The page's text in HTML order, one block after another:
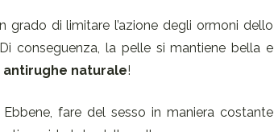
grado di limitare l’azione degli ormoni dello
conseguenza, la pelle si mantiene bella e
naturale!
fare del sesso in maniera costante